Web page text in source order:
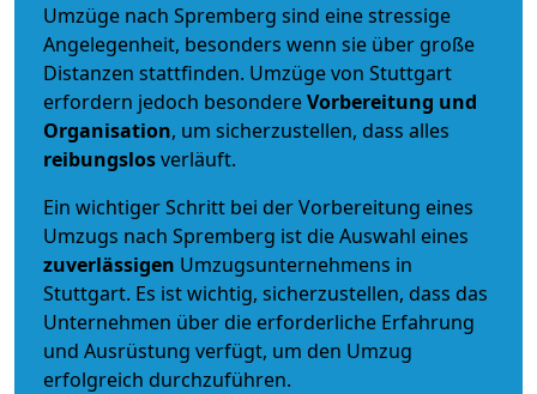
Umzüge nach Spremberg sind eine stressige
Angelegenheit, besonders wenn sie über große
Distanzen stattfinden. Umzüge von Stuttgart
erfordern jedoch besondereVorbereitung und
Organisation, um sicherzustellen, dass alles
reibungslosverläuft.
Ein wichtiger Schritt bei der Vorbereitung eines
Umzugs nach Spremberg ist die Auswahl eines
zuverlässigen Umzugsunternehmens in
Stuttgart. Es ist wichtig, sicherzustellen, dass das
Unternehmen über die erforderliche Erfahrung
und Ausrüstung verfügt, um den Umzug
erfolgreich durchzuführen.